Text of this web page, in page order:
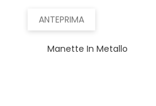
ANTEPRIMA
Manette In Metallo